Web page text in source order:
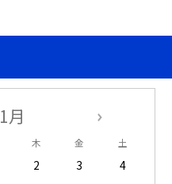
1月
木 金 土
2 3
4